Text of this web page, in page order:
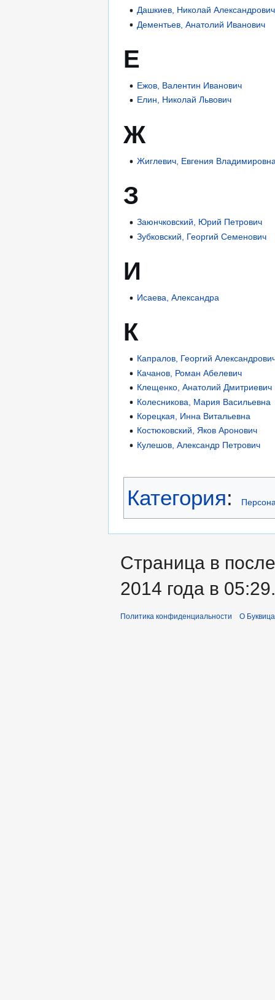
Дашкиев, Николай Александрович
Дементьев, Анатолий Иванович
Е
Ежов, Валентин Иванович
Елин, Николай Львович
Ж
Жиглевич, Евгения
З
Заюнчковский, Юрий Петрович
Зубковский, Георгий Семенович
И
Исаева, Александра
К
Капралов, Георгий
Качанов, Роман Абелевич
Клещенко, Анатолий Дмитриевич
Колесникова, Мария Васильевна
Корецкая, Инна Витальевна
Костюковский, Яков Аронович
Кулешов, Александр Петрович
Категория:
Страница в
2014 года в 05:29.
Политика конфиденциальности О Буквица